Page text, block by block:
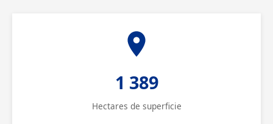
1 389
Hectares de superficie